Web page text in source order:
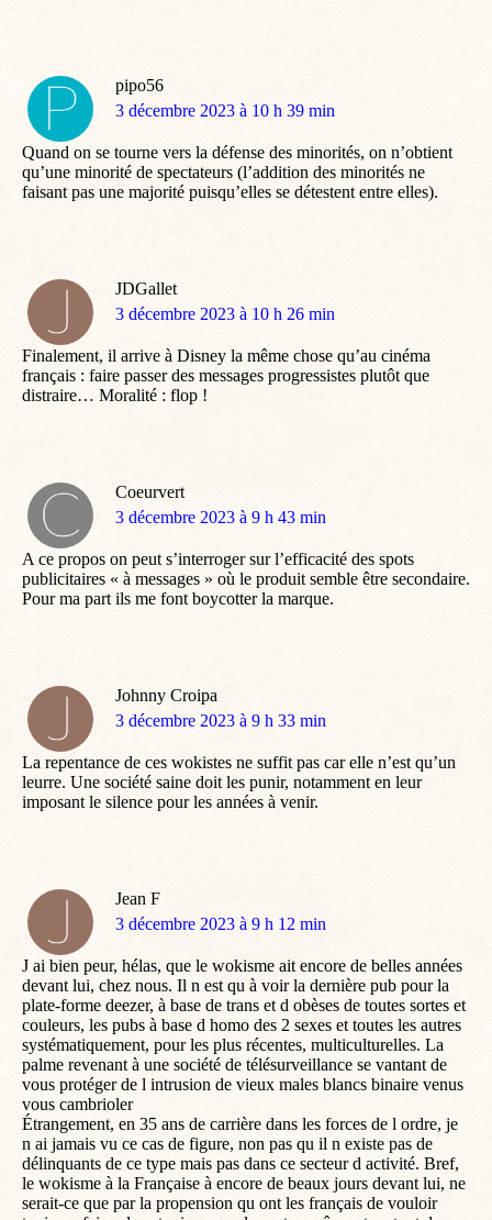
pipo56
dit
3 décembre 2023 à 10 h 39 min
Quand on se tourne vers la défense des minorités, on n’obtient
qu’une minorité de spectateurs (l’addition des minorités ne
faisant pas une majorité puisqu’elles se détestent entre elles).
JDGallet
dit
3 décembre 2023 à 10 h 26 min
Finalement, il arrive à Disney la même chose qu’au cinéma
français : faire passer des messages progressistes plutôt que
distraire… Moralité : flop !
Coeurvert
dit
3 décembre 2023 à 9 h 43 min
A ce propos on peut s’interroger sur l’efficacité des spots
publicitaires « à messages » où le produit semble être secondaire.
Pour ma part ils me font boycotter la marque.
Johnny Croipa
dit
3 décembre 2023 à 9 h 33 min
La repentance de ces wokistes ne suffit pas car elle n’est qu’un
leurre. Une société saine doit les punir, notamment en leur
imposant le silence pour les années à venir.
Jean F
dit
3 décembre 2023 à 9 h 12 min
J ai bien peur, hélas, que le wokisme ait encore de belles années
devant lui, chez nous. Il n est qu à voir la dernière pub pour la
plate-forme deezer, à base de trans et d obèses de toutes sortes et
couleurs, les pubs à base d homo des 2 sexes et toutes les autres
systématiquement, pour les plus récentes, multiculturelles. La
palme revenant à une société de télésurveillance se vantant de
vous protéger de l intrusion de vieux males blancs binaire venus
vous cambrioler
Étrangement, en 35 ans de carrière dans les forces de l ordre, je
n ai jamais vu ce cas de figure, non pas qu il n existe pas de
délinquants de ce type mais pas dans ce secteur d activité. Bref,
le wokisme à la Française à encore de beaux jours devant lui, ne
serait-ce que par la propension qu ont les français de vouloir